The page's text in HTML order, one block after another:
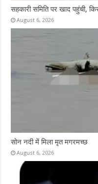
सहकारी समिति पर खाद पहुंची,
August 6, 2026
सोन नदी में मिला मृत मगरमच्छ
August 6, 2026